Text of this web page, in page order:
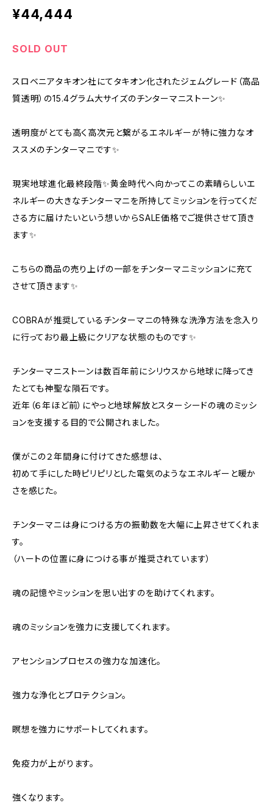
¥44,444
SOLD OUT
スロベニアタキオン社にてタキオン化されたジェムグレード（高品
質透明）の15.4グラム大サイズのチンターマニストーン✨
透明度がとても高く高次元と繋がるエネルギーが特に強力なオ
ススメのチンターマニです✨
現実地球進化最終段階✨黄金時代へ向かってこの素晴らしいエ
ネルギーの大きなチンターマニを所持してミッションを行ってくだ
さる方に届けたいという想いからSALE価格でご提供させて頂き
ます✨
こちらの商品の売り上げの一部をチンターマニミッションに充て
させて頂きます✨
COBRAが推奨しているチンターマニの特殊な洗浄方法を念入り
に行っており最上級にクリアな状態のものです✨
チンターマニストーンは数百年前にシリウスから地球に降ってき
たとても神聖な隕石です。
近年（６年ほど前）にやっと地球解放とスターシードの魂のミッシ
ョンを支援する目的で公開されました。
僕がこの２年間身に付けてきた感想は、
初めて手にした時ピリピリとした電気のようなエネルギーと暖か
さを感じた。
チンターマニは身につける方の振動数を大幅に上昇させてくれま
す。
（ハートの位置に身につける事が推奨されています）
魂の記憶やミッションを思い出すのを助けてくれます。
魂のミッションを強力に支援してくれます。
アセンションプロセスの強力な加速化。
強力な浄化とプロテクション。
瞑想を強力にサポートしてくれます。
免疫力が上がります。
強くなります。